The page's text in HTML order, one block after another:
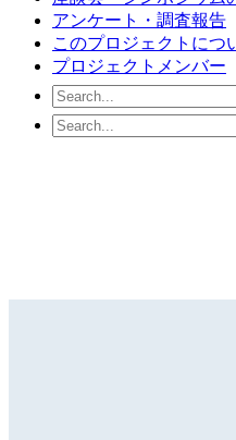
アンケート・調査報告
このプロジェクトにつ
プロジェクトメンバー